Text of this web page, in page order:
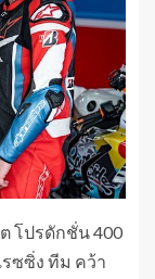
โปรดักชั่น 400
ซซิ่ง ทีม คว้า